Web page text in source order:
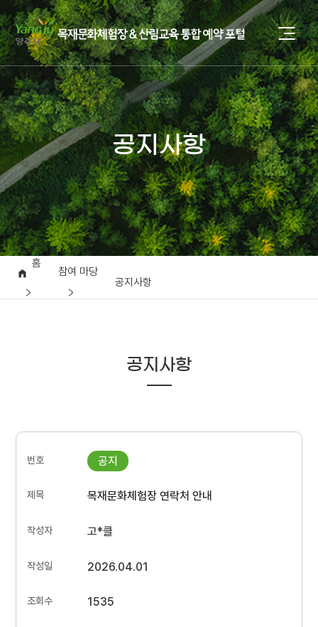
공지사항
홈
참여 마당
공지사항
공지사항
목재문화체험장 연락처 안내
고*클
2026.04.01
1535